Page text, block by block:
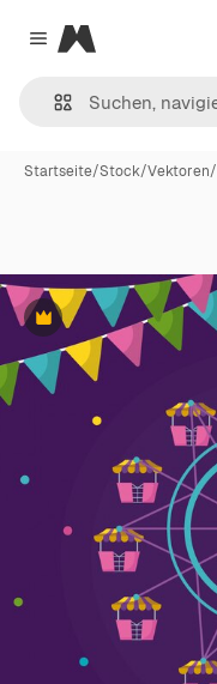
Close menu
Magnific
Startseite/Stock/Vektoren/
Premium